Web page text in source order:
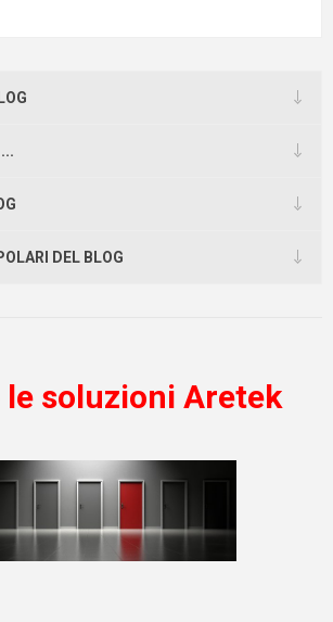
DEL BLOG
le soluzioni Aretek